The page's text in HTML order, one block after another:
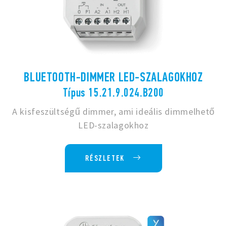
BLUETOOTH-DIMMER LED-SZALAGOKHOZ
Típus 15.21.9.024.B200
A kisfeszültségű dimmer, ami ideális dimmelhető
LED-szalagokhoz
RÉSZLETEK